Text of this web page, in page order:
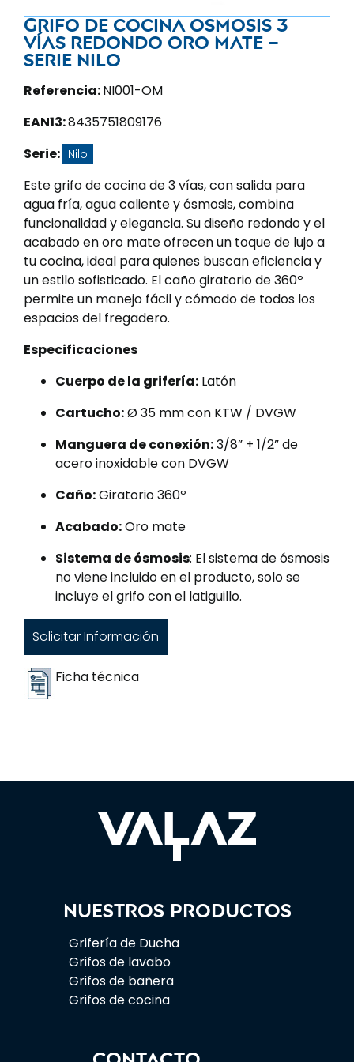
Grifo de cocina osmosis 3
vías redondo oro mate –
Serie Nilo
Referencia:NI001-OM
EAN13:8435751809176
Serie: Nilo
Este grifo de cocina de 3 vías, con salida para
agua fría, agua caliente y ósmosis, combina
funcionalidad y elegancia. Su diseño redondo y el
acabado en oro mate ofrecen un toque de lujo a
tu cocina, ideal para quienes buscan eficiencia y
un estilo sofisticado. El caño giratorio de 360º
permite un manejo fácil y cómodo de todos los
espacios del fregadero.
Especificaciones
Cuerpo de la grifería: Latón
Cartucho:Ø 35 mm con KTW / DVGW
Manguera de conexión:3/8” + 1/2” de
acero inoxidable con DVGW
Caño:Giratorio 360º
Acabado:Oro mate
Sistema de ósmosis: El sistema de ósmosis
no viene incluido en el producto, solo se
incluye el grifo con el latiguillo.
Solicitar Información
Ficha técnica
Nuestros productos
Grifería de Ducha
Grifos de lavabo
Grifos de bañera
Grifos de cocina